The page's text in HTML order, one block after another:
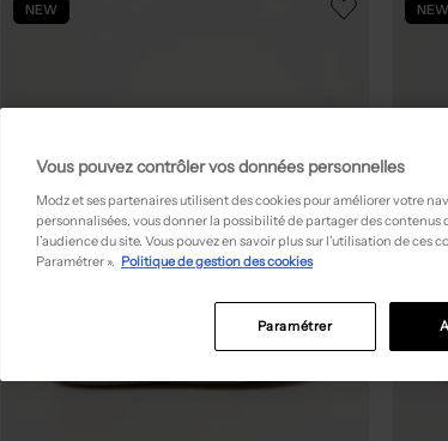
NEW NEW
Vous pouvez contrôler vos données personnelles
Modz et ses partenaires utilisent des cookies pour améliorer votre
personnalisées, vous donner la possibilité de partager des contenus
l’audience du site. Vous pouvez en savoir plus sur l’utilisation de ces
Paramétrer ». Politique de gestion des cookies
Paramétrer